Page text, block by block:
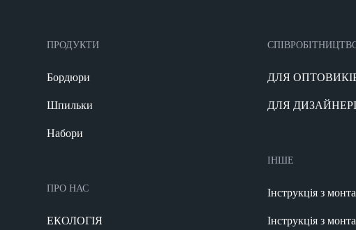
ПРОДУКТИ
Бордюри
Шпильки
Набори
ПРО НАС
ЕКОЛОГІЯ
ДЛЯ
ДЛЯ
ІНШЕ
Інструкція з
Інструкція з